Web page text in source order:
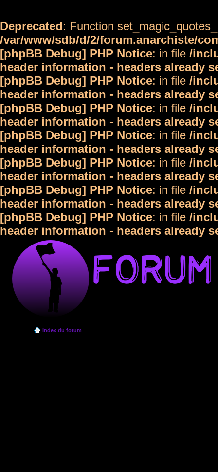
Deprecated: Function
/var/www/sdb/d/2/forum.anarchiste/
[phpBB Debug] PHP Notice: in file /
header information - headers already
[phpBB Debug] PHP Notice: in file /
header information - headers already
[phpBB Debug] PHP Notice: in file /
header information - headers already
[phpBB Debug] PHP Notice: in file /
header information - headers already
[phpBB Debug] PHP Notice: in file /
header information - headers already
[phpBB Debug] PHP Notice: in file /
header information - headers already
[phpBB Debug] PHP Notice: in file /
header information - headers already
Index du forum